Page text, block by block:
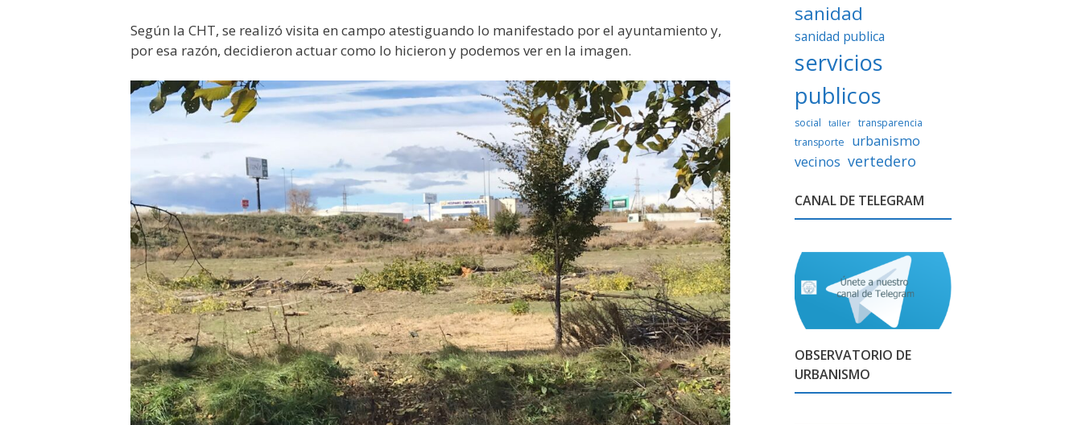
Según la CHT, se realizó visita en campo atestiguando lo manifestado por el ayuntamiento y,
por esa razón, decidieron actuar como lo hicieron y podemos ver en la imagen.
sanidad
sanidad publica
servicios
publicos
social taller
transparencia
transporte
urbanismo
vecinos vertedero
CANAL DE TELEGRAM
OBSERVATORIO DE
URBANISMO